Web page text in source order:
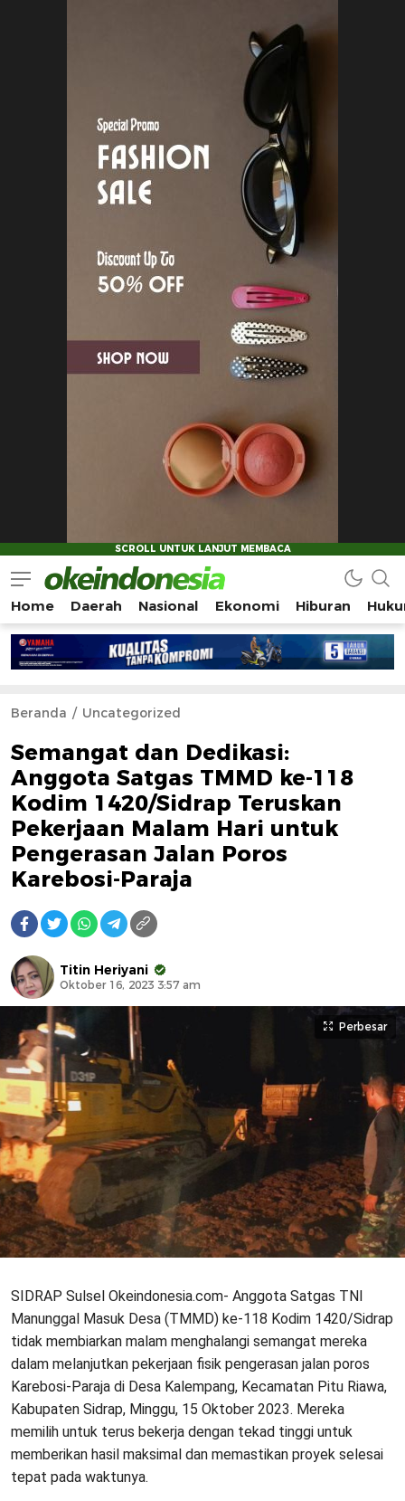
Okeindonesia.Online
Mengonlinekan Indonesia Secara Utuh
Home Daerah Nasional Ekonomi Hiburan
Beranda Uncategorized
Semangat dan Dedikasi:
Anggota Satgas TMMD ke-118
Kodim 1420/Sidrap Teruskan
Pekerjaan Malam Hari untuk
Pengerasan Jalan Poros
Karebosi-Paraja
Titin Heriyani
Oktober 16, 2023 3:57 am
Perbesar
SIDRAP Sulsel Okeindonesia.com- Anggota Satgas TNI
Manunggal Masuk Desa (TMMD) ke-118 Kodim 1420/Sidrap
tidak membiarkan malam menghalangi semangat mereka
dalam melanjutkan pekerjaan fisik pengerasan jalan poros
Karebosi-Paraja di Desa Kalempang, Kecamatan Pitu Riawa,
Kabupaten Sidrap, Minggu, 15 Oktober 2023. Mereka
memilih untuk terus bekerja dengan tekad tinggi untuk
memberikan hasil maksimal dan memastikan proyek selesai
tepat pada waktunya.